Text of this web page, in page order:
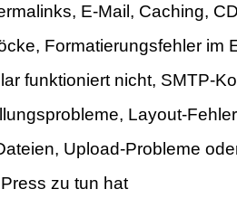
E-Mail, Caching,
Formatierungsfehler im
funktioniert nicht, SMTP-
Layout-
Upload-Probleme
zu tun hat